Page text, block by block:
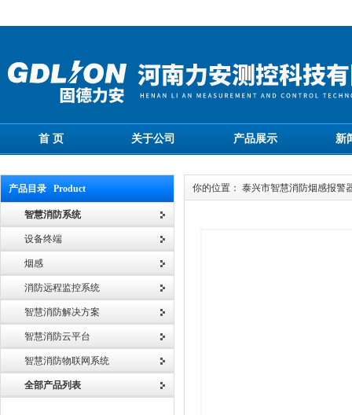
首 页 关于公司 产品展示 新
产品目录 Product
智慧消防系统
设备终端
烟感
消防远程监控系统
智慧消防解决方案
智慧消防云平台
智慧消防物联网系统
全部产品列表
你的位置： 泰兴市智慧消防烟感报警